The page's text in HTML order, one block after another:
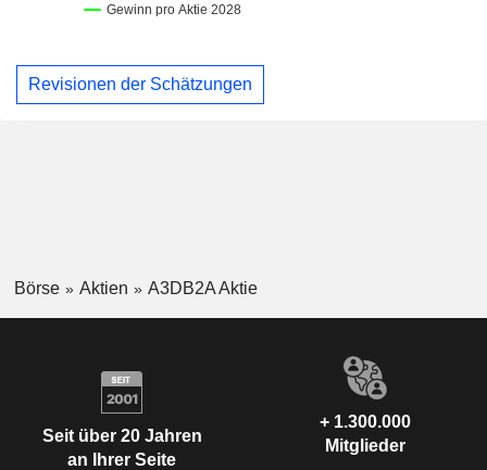
Revisionen der Schätzungen
Börse Aktien A3DB2A Aktie
Seit über 20 Jahren
an Ihrer Seite
+ 1.300.000
Mitglieder